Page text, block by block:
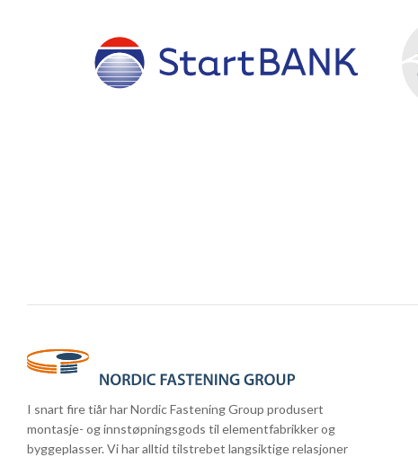
I snart fire tiår har Nordic Fastening Group produsert
montasje- og innstøpningsgods til elementfabrikker og
byggeplasser. Vi har alltid tilstrebet langsiktige relasjoner